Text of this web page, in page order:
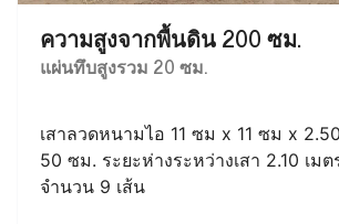
ความสูงจากพื้นดิน 200 ซม.
แผ่นทึบสูงรวม 20 ซม.
เสาลวดหนามไอ 11 ซม x 11 ซม x
50 ซม. ระยะห่างระหว่างเสา 2.10 เม
จำนวน 9 เส้น